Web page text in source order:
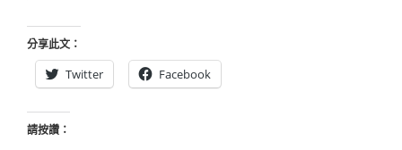
分享此文：
Twitter
Facebook
請按讚：